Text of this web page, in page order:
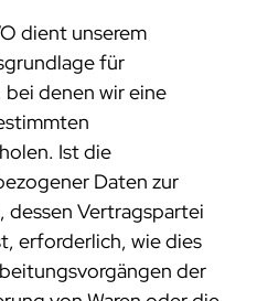
dient unserem
für
denen wir eine
Ist die
Daten zur
dessen Vertragspartei
erforderlich, wie dies
der